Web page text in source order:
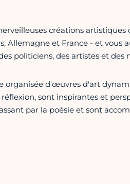
créations
Allemagne et France - et vous
politiciens, des artistes et des
organisée d'œuvres d'art
sont inspirantes et
par la poésie et sont